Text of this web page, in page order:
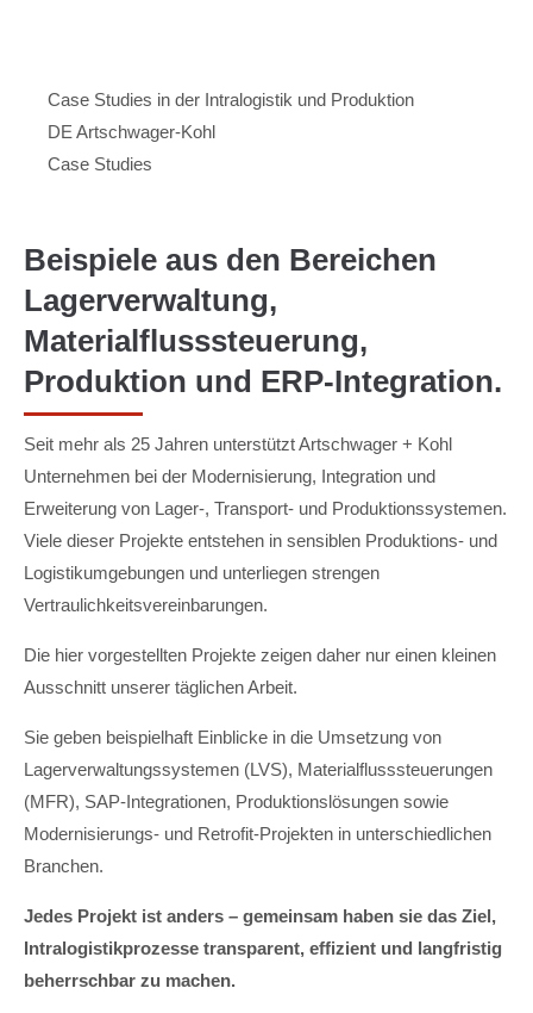
Case Studies in der Intralogistik und Produktion
DE Artschwager-Kohl
Case Studies
Beispiele aus den Bereichen
Lagerverwaltung,
Materialflusssteuerung,
Produktion und ERP-Integration.
Seit mehr als 25 Jahren unterstützt Artschwager + Kohl
Unternehmen bei der Modernisierung, Integration und
Erweiterung von Lager-, Transport- und Produktionssystemen.
Viele dieser Projekte entstehen in sensiblen Produktions- und
Logistikumgebungen und unterliegen strengen
Vertraulichkeitsvereinbarungen.
Die hier vorgestellten Projekte zeigen daher nur einen kleinen
Ausschnitt unserer täglichen Arbeit.
Sie geben beispielhaft Einblicke in die Umsetzung von
Lagerverwaltungssystemen (LVS), Materialflusssteuerungen
(MFR), SAP-Integrationen, Produktionslösungen sowie
Modernisierungs- und Retrofit-Projekten in unterschiedlichen
Branchen.
Jedes Projekt ist anders – gemeinsam haben sie das Ziel,
Intralogistikprozesse transparent, effizient und langfristig
beherrschbar zu machen.